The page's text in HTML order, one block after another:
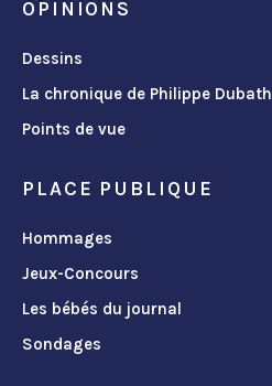
OPINIONS
Dessins
La chronique de Philippe Dubath
Points de vue
PLACE PUBLIQUE
Hommages
Jeux-Concours
Les bébés du journal
Sondages